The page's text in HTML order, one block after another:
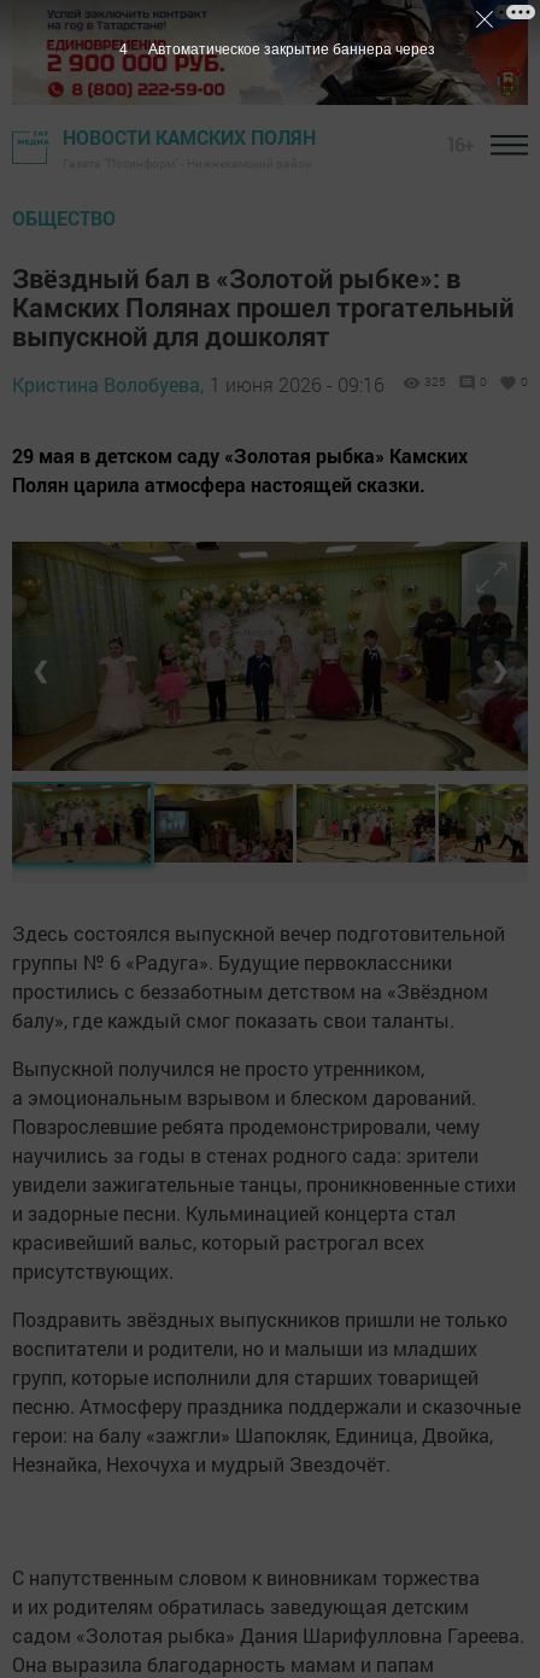
НОВОСТИ КАМСКИХ ПОЛЯН
ОБЩЕСТВО
Звёздный бал в «Золотой рыбке»: в
Камских Полянах прошел трогательный
выпускной для дошколят
Кристина Волобуева, 1 июня 2026 - 09:16 325 0 0
29 мая в детском саду «Золотая рыбка» Камских
Полян царила атмосфера настоящей сказки.
❮ ❯
Здесь состоялся выпускной вечер подготовительной
группы № 6 «Радуга». Будущие первоклассники
простились с беззаботным детством на «Звёздном
балу», где каждый смог показать свои таланты.
Выпускной получился не просто утренником,
а эмоциональным взрывом и блеском дарований.
Повзрослевшие ребята продемонстрировали, чему
научились за годы в стенах родного сада: зрители
увидели зажигательные танцы, проникновенные стихи
и задорные песни. Кульминацией концерта стал
красивейший вальс, который растрогал всех
присутствующих.
Поздравить звёздных выпускников пришли не только
воспитатели и родители, но и малыши из младших
групп, которые исполнили для старших товарищей
песню. Атмосферу праздника поддержали и сказочные
герои: на балу «зажгли» Шапокляк, Единица, Двойка,
Незнайка, Нехочуха и мудрый Звездочёт.
С напутственным словом к виновникам торжества
и их родителям обратилась заведующая детским
садом «Золотая рыбка» Дания Шарифулловна Гареева.
Она выразила благодарность мамам и папам
3 Автоматическое закрытие баннера через